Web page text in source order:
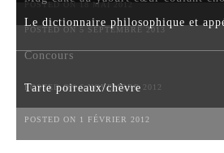
POSTED ON 18 MAI 2012
POSTED ON 5 SEPTEMBRE 2013
Le dictionnaire philosophique et
Concours
POSTED ON 6 NOVEMBRE 2012
Tarte poireaux/chèvre
POSTED ON 1 FÉVRIER 2012